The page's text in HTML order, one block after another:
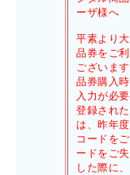
ーザ様へ
平素より
品券をご
ございま
品券購入
入力が必
登録され
は、昨年
コードを
ードをご
した際に